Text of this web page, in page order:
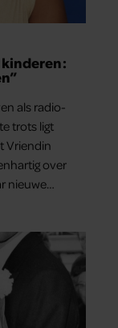
als radio-
trots ligt
Vriendin
over
nieuwe